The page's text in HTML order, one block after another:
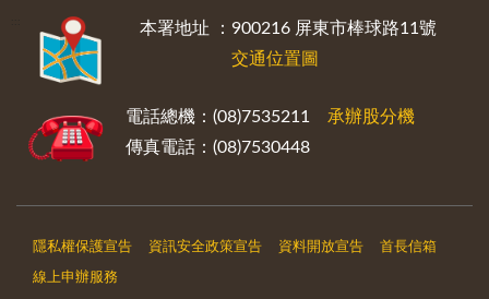
本署地址 ：900216 屏東市棒球路11號
交通位置圖
電話總機：(08)7535211 承辦股分機
傳真電話：(08)7530448
隱私權保護宣告 資訊安全政策宣告 資料開放宣告 首長信箱
線上申辦服務